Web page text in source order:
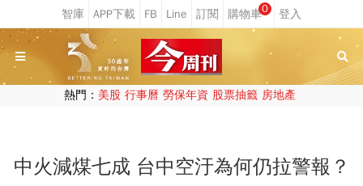
0
熱門： 美股 行事曆 勞保年資 股票抽籤 房地產
中火減煤七成 台中空汙為何仍拉警報？